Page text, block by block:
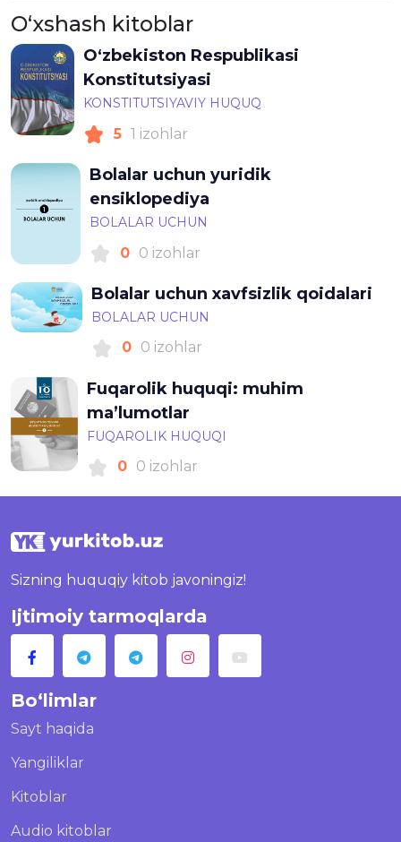
O‘xshash kitoblar
O‘zbekiston Respublikasi
Konstitutsiyasi
KONSTITUTSIYAVIY HUQUQ
5 1 izohlar
Bolalar uchun yuridik
ensiklopediya
BOLALAR UCHUN
0 0 izohlar
Bolalar uchun xavfsizlik qoidalari
BOLALAR UCHUN
0 0 izohlar
Fuqarolik huquqi: muhim
ma’lumotlar
FUQAROLIK HUQUQI
0 0 izohlar
Sizning huquqiy kitob javoningiz!
Ijtimoiy tarmoqlarda
Bo‘limlar
Sayt haqida
Yangiliklar
Kitoblar
Audio kitoblar